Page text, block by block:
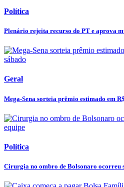
Política
Plenário rejeita recurso do PT e aprova
Geral
Mega-Sena sorteia prêmio estimado em
Política
Cirurgia no ombro de Bolsonaro ocorreu